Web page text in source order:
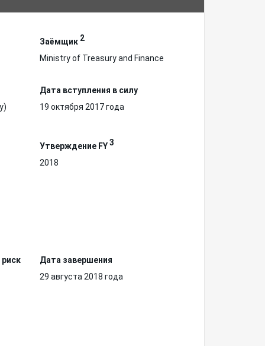
Заёмщик 2
Ministry of Treasury and Finance
Дата вступления в силу
19 октября 2017 года
Утверждение FY3
2018
Дата завершения
29 августа 2018 года